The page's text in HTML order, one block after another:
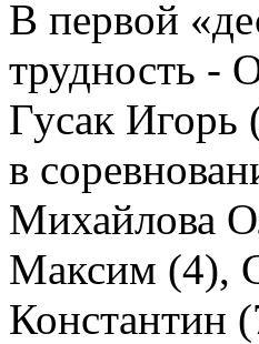
В первой
трудность -
Гусак Игорь
в
Михайлова
Максим (4),
Константин